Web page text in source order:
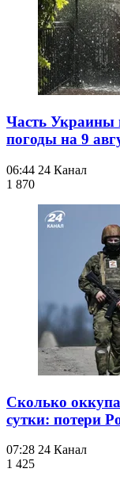
Часть Украины
погоды на 9
06:44 24 Канал
1 870
Сколько
сутки: потери
07:28 24 Канал
1 425